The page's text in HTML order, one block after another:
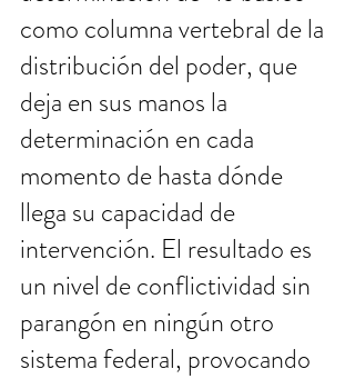
como columna vertebral de la
distribución del poder, que
deja en sus manos la
determinación en cada
momento de hasta dónde
llega su capacidad de
intervención. El resultado es
un nivel de conflictividad sin
parangón en ningún otro
sistema federal, provocando